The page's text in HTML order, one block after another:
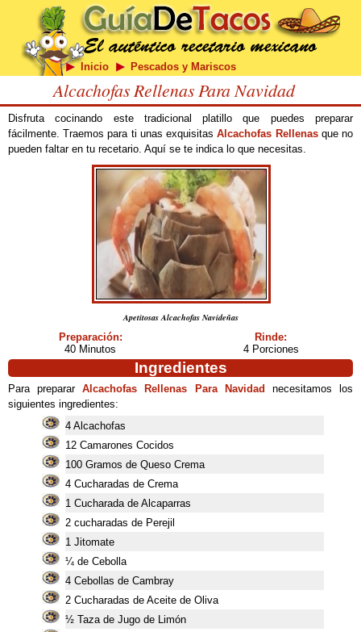
Inicio Pescados y Mariscos
Alcachofas Rellenas Para Navidad
Disfruta cocinando este tradicional platillo que puedes preparar
fácilmente. Traemos para ti unas exquisitasAlcachofas Rellenas que no
pueden faltar en tu recetario. Aquí se te indica lo que necesitas.
Apetitosas Alcachofas Navideñas
Preparación:
40 Minutos
Rinde:
4 Porciones
Ingredientes
Para prepararAlcachofas Rellenas Para Navidad
necesitamos los
siguientes ingredientes:
4 Alcachofas
12 Camarones Cocidos
100 Gramos de Queso Crema
4 Cucharadas de Crema
1 Cucharada de Alcaparras
2 cucharadas de Perejil
1 Jitomate
¼ de Cebolla
4 Cebollas de Cambray
2 Cucharadas de Aceite de Oliva
½ Taza de Jugo de Limón